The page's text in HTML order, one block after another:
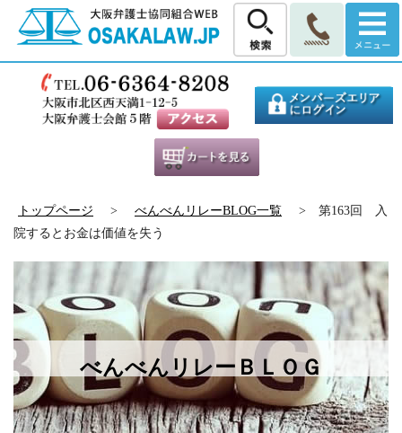
トップページ > べんべんリレーBLOG一覧
> 第163回 入
院するとお金は価値を失う
べんべんリレーＢＬＯＧ